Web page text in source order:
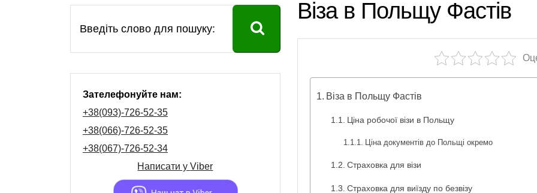
Віза в Польщу Фастів
Віза в Польщу Фастів
Ціна робочої візи в Польщу
Ціна документів до Польщі окремо
Страховка для візи
Страховка для виїзду по безвізу
Зателефонуйте нам:
+38(093)-726-52-35
+38(066)-726-52-35
+38(067)-726-52-34
Написати уViber